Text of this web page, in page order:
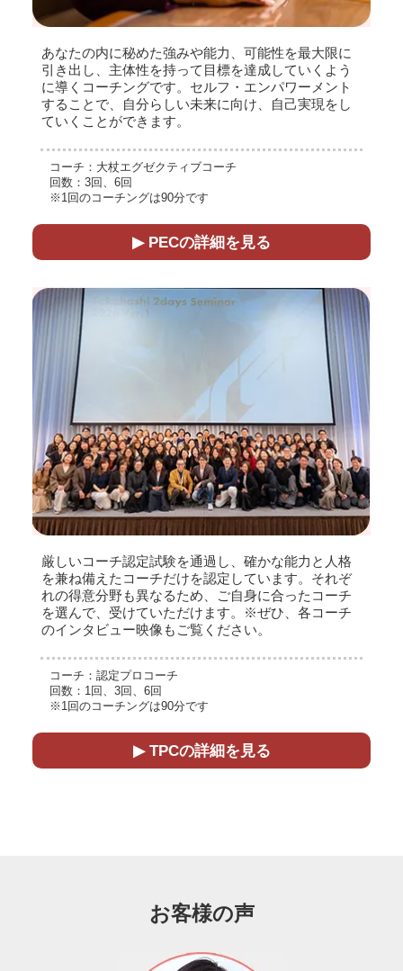
あなたの内に秘めた強みや能力、可能性を最大限に
引き出し、主体性を持って目標を達成していくよう
に導くコーチングです。セルフ・エンパワーメント
することで、自分らしい未来に向け、自己実現をし
ていくことができます。
コーチ：大杖エグゼクティブコーチ
回数：3回、6回
※1回のコーチングは90分です
▶ PECの詳細を見る
厳しいコーチ認定試験を通過し、確かな能力と人格
を兼ね備えたコーチだけを認定しています。それぞ
れの得意分野も異なるため、ご自身に合ったコーチ
を選んで、受けていただけます。※ぜひ、各コーチ
のインタビュー映像もご覧ください。
コーチ：認定プロコーチ
回数：1回、3回、6回
※1回のコーチングは90分です
▶ TPCの詳細を見る
お客様の声